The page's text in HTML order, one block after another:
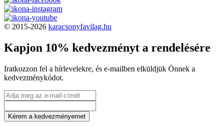
© 2015-2026 karacsonyfavilag.hu
Kapjon 10% kedvezményt a rendelésére
Iratkozzon fel a hírlevelekre, és e-mailben elküldjük Önnek a
kedvezménykódot.
Kérem a kedvezményemet